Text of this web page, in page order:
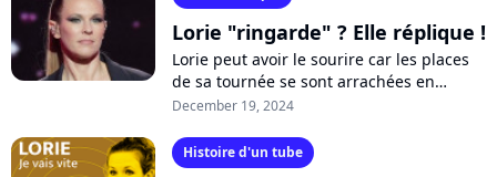
Lorie "ringarde" ? Elle réplique !
Lorie peut avoir le sourire car les places
de sa tournée se sont arrachées en
quelques minutes. Face à ce succès, les
December 19, 2024
Histoire d'un tube